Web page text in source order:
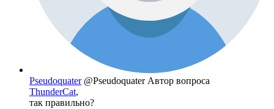
Pseudoquater @Pseudoquater Автор вопроса
ThunderCat,
так правильно?